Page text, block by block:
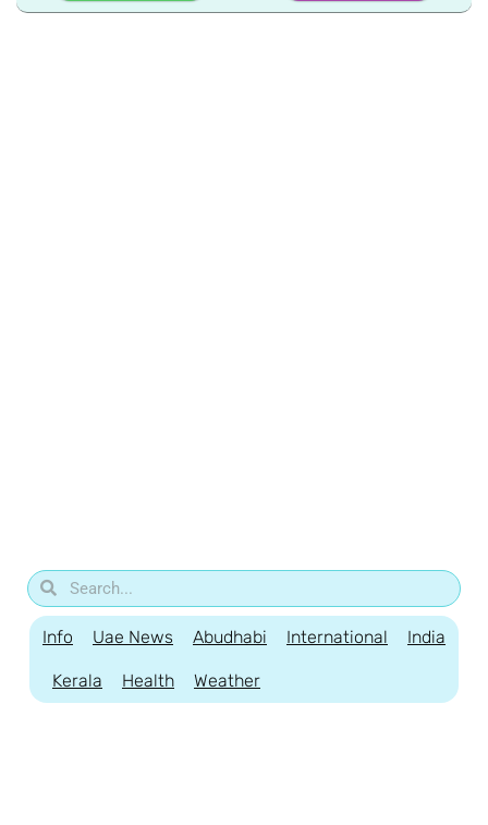
Info Uae News Abudhabi International India
Kerala Health Weather